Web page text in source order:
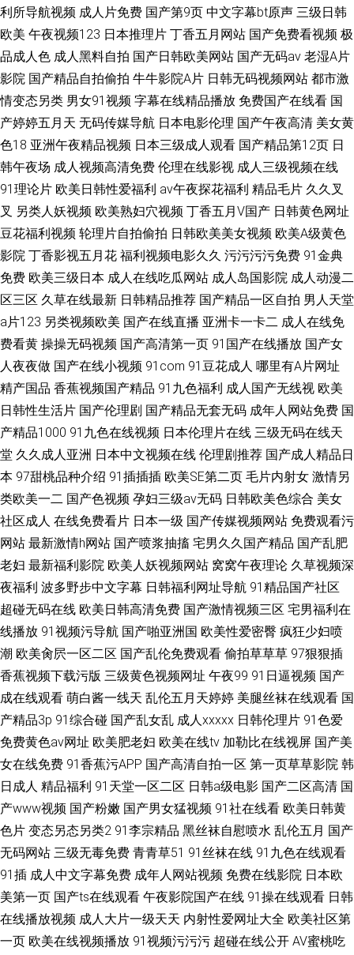
利所导航视频 成人片免费 国产第9页 中文字幕bt原声 三级日韩
欧美 午夜视频123 日本推理片 丁香五月网站 国产免费看视频 极
品成人色 成人黑料自拍 国产日韩欧美网站 国产无码av 老湿A片
影院 国产精品自拍偷拍 牛牛影院A片 日韩无码视频网站 都市激
情变态另类 男女91视频 字幕在线精品播放 免费国产在线看 国
产婷婷五月天 无码传媒导航 日本电影伦理 国产午夜高清 美女黄
色18 亚洲午夜精品视频 日本三级成人观看 国产精品第12页 日
韩午夜场 成人视频高清免费 伦理在线影视 成人三级视频在线
91理论片 欧美日韩性爱福利 av午夜探花福利 精品毛片 久久叉
叉 另类人妖视频 欧美熟妇穴视频 丁香五月V国产 日韩黄色网址
豆花福利视频 轮理片自拍偷拍 日韩欧美美女视频 欧美A级黄色
影院 丁香影视五月花 福利视频电影久久 污污污污免费 91金典
免费 欧美三级日本 成人在线吃瓜网站 成人岛国影院 成人动漫二
区三区 久草在线最新 日韩精品推荐 国产精品一区自拍 男人天堂
a片123 另类视频欧美 国产在线直播 亚洲卡一卡二 成人在线免
费看黄 操操无码视频 国产高清第一页 91国产在线播放 国产女
人夜夜做 国产在线小视频 91com 91豆花成人 哪里有A片网址
精产国品 香蕉视频国产精品 91九色福利 成人国产无线视 欧美
日韩性生活片 国产伦理剧 国产精品无套无码 成年人网站免费 国
产精品1000 91九色在线视频 日本伦理片在线 三级无码在线天
堂 久久成人亚洲 日本中文视频在线 伦理剧推荐 国产成人精品日
本 97甜桃品种介绍 91插插插 欧美SE第二页 毛片内射女 激情另
类欧美一二 国产色视频 孕妇三级av无码 日韩欧美色综合 美女
社区成人 在线免费看片 日本一级 国产传媒视频网站 免费观看污
网站 最新激情h网站 国产喷浆抽搐 宅男久久国产精品 国产乱肥
老妇 最新福利影院 欧美人妖视频网站 窝窝午夜理论 久草视频深
夜福利 波多野步中文字幕 日韩福利网址导航 91精品国产社区
超碰无码在线 欧美日韩高清免费 国产激情视频三区 宅男福利在
线播放 91视频污导航 国产啪亚洲国 欧美性爱密臀 疯狂少妇喷
潮 欧美肏屄一区二区 国产乱伦免费观看 偷拍草草草 97狠狠插
香蕉视频下载污版 三级黄色视频网址 午夜99 91日逼视频 国产
成在线观看 萌白酱一线天 乱伦五月天婷婷 美腿丝袜在线观看 国
产精品3p 91综合碰 国产乱女乱 成人xxxxx 日韩伦理片 91色爱
免费黄色av网址 欧美肥老妇 欧美在线tv 加勒比在线视屏 国产美
女在线免费 91香蕉污APP 国产高清自拍一区 第一页草草影院 韩
日成人 精品福利 91天堂一区二区 日韩a级电影 国产二区高清 国
产www视频 国产粉嫩 国产男女猛视频 91社在线看 欧美日韩黄
色片 变态另态另类2 91李宗精品 黑丝袜自慰喷水 乱伦五月 国产
无码网站 三级无毒免费 青青草51 91丝袜在线 91九色在线观看
91插 成人中文字幕免费 成年人网站视频 免费在线影院 日本欧
美第一页 国产ts在线观看 午夜影院国产在线 91操在线观看 日韩
在线播放视频 成人大片一级天天 内射性爱网址大全 欧美社区第
一页 欧美在线视频播放 91视频污污污 超碰在线公开 AV蜜桃吃